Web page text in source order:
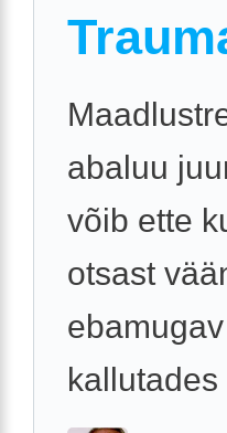
abaluu
võib ette
otsast